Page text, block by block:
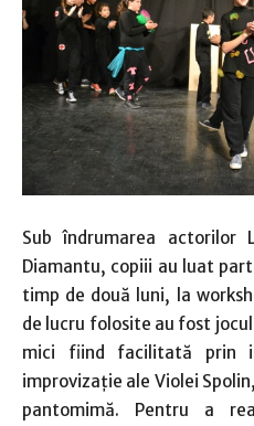
Sub îndrumarea actorilor
Diamantu, copiii au luat
timp de două luni, la
de lucru folosite au fost
mici fiind facilitată prin
improvizaţie ale Violei
pantomimă. Pentru a